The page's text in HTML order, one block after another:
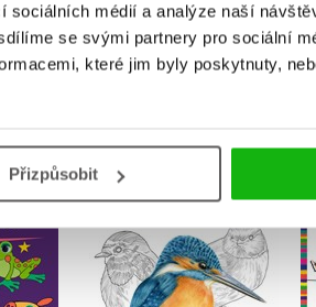
sociálních médií a analýze naší
se svými partnery pro sociální
které jim byly poskytnuty,
Přizpůsobit
VÁS TAKÉ ZAJÍMAT
Ptačí omalovánky
Pavlíny Kourkové
autora nemá